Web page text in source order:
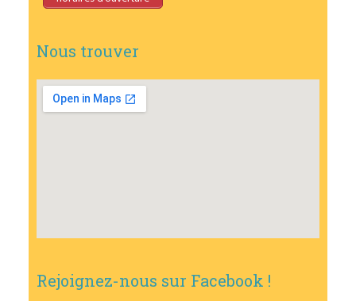
Nous trouver
Rejoignez-nous sur Facebook !